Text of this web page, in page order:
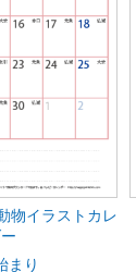
物イラストカレ
まり